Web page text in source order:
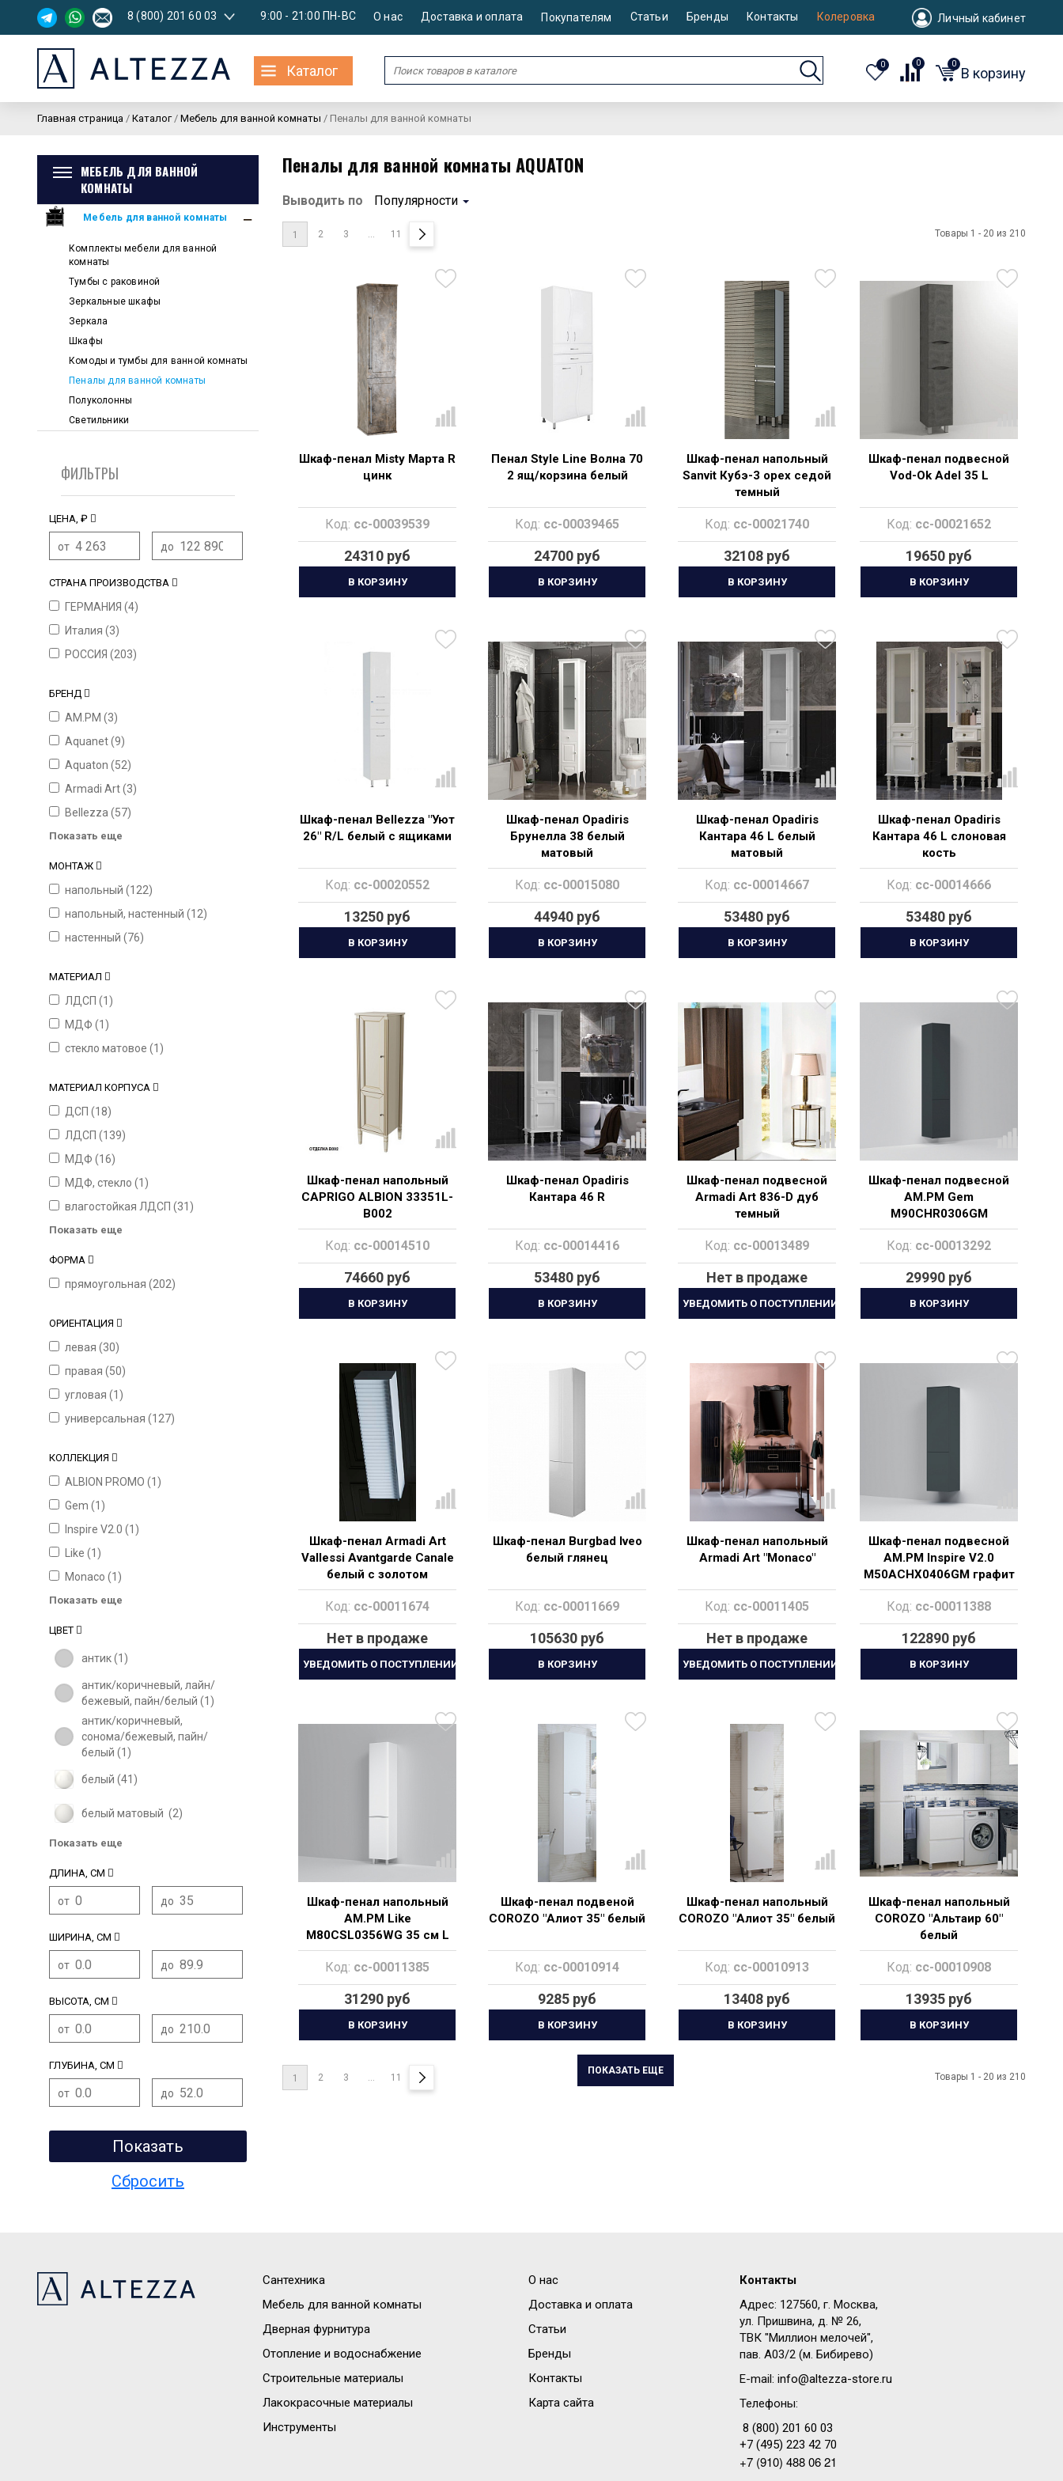
8 (800) 201 60 03 9:00 - 21:00 ПН-ВС О нас Доставка и оплата Покупателям Статьи Бренды Контакты Колеровка Личный кабинет
Каталог 0 0 0
В корзину
Главная страница / Каталог / Мебель для ванной комнаты / Пеналы для ванной комнаты
МЕБЕЛЬ ДЛЯ ВАННОЙ
КОМНАТЫ
Мебель для ванной комнаты
Комплекты мебели для ванной
комнаты
Тумбы с раковиной
Зеркальные шкафы
Зеркала
Шкафы
Комоды и тумбы для ванной комнаты
Пеналы для ванной комнаты
Полуколонны
Светильники
ФИЛЬТРЫ
ЦЕНА, ₽
от до
СТРАНА ПРОИЗВОДСТВА
ГЕРМАНИЯ (4)
Италия (3)
РОССИЯ (203)
БРЕНД
AM.PM (3)
Aquanet (9)
Aquaton (52)
Armadi Art (3)
Bellezza (57)
Показать еще
МОНТАЖ
напольный (122)
напольный, настенный (12)
настенный (76)
МАТЕРИАЛ
ЛДСП (1 )
МДФ (1 )
стекло матовое (1 )
МАТЕРИАЛ КОРПУСА
ДСП (18)
ЛДСП (139)
МДФ (16)
МДФ, стекло (1 )
влагостойкая ЛДСП (31 )
Показать еще
ФОРМА
прямоугольная (202)
ОРИЕНТАЦИЯ
левая (30)
правая (50)
угловая (1 )
универсальная (127)
КОЛЛЕКЦИЯ
ALBION PROMO (1 )
Gem (1 )
Inspire V2.0 (1 )
Like (1 )
Monaco (1 )
Показать еще
ЦВЕТ
антик (1 )
антик/коричневый, лайн/
бежевый, пайн/белый (1 )
антик/коричневый,
сонома/бежевый, пайн/
белый (1 )
белый (41 )
белый матовый (2)
Показать еще
ДЛИНА, СМ
от до
ШИРИНА, СМ
от до
ВЫСОТА, СМ
от до
ГЛУБИНА, СМ
от до
Пеналы для ванной комнаты AQUATON
Выводить по Популярности
Товары 1 - 20 из 210
1 2 3 ... 11
Шкаф-пенал Misty Марта R
цинк
Код: cc-00039539
24310 руб
В КОРЗИНУ
Пенал Style Line Волна 70
2 ящ/корзина белый
Код: cc-00039465
24700 руб
В КОРЗИНУ
Шкаф-пенал напольный
Sanvit Кубэ-3 орех седой
темный
Код: cc-00021740
32108 руб
В КОРЗИНУ
Шкаф-пенал подвесной
Vod-Ok Adel 35 L
Код: cc-00021652
19650 руб
В КОРЗИНУ
Шкаф-пенал Bellezza "Уют
26" R/L белый с ящиками
Код: cc-00020552
13250 руб
В КОРЗИНУ
Шкаф-пенал Opadiris
Брунелла 38 белый
матовый
Код: cc-00015080
44940 руб
В КОРЗИНУ
Шкаф-пенал Opadiris
Кантара 46 L белый
матовый
Код: cc-00014667
53480 руб
В КОРЗИНУ
Шкаф-пенал Opadiris
Кантара 46 L слоновая
кость
Код: cc-00014666
53480 руб
В КОРЗИНУ
Шкаф-пенал напольный
CAPRIGO ALBION 33351L-
B002
Код: cc-00014510
74660 руб
В КОРЗИНУ
Шкаф-пенал Opadiris
Кантара 46 R
Код: cc-00014416
53480 руб
В КОРЗИНУ
Шкаф-пенал подвесной
Armadi Art 836-D дуб
темный
Код: cc-00013489
Нет в продаже
УВЕДОМИТЬ О ПОСТУПЛЕНИИ
Шкаф-пенал подвесной
AM.PM Gem
M90CHR0306GM
Код: cc-00013292
29990 руб
В КОРЗИНУ
Шкаф-пенал Armadi Art
Vallessi Avantgarde Canale
белый с золотом
Код: cc-00011674
Нет в продаже
УВЕДОМИТЬ О ПОСТУПЛЕНИИ
Шкаф-пенал Burgbad Iveo
белый глянец
Код: cc-00011669
105630 руб
В КОРЗИНУ
Шкаф-пенал напольный
Armadi Art "Monaco"
Код: cc-00011405
Нет в продаже
УВЕДОМИТЬ О ПОСТУПЛЕНИИ
Шкаф-пенал подвесной
AM.PM Inspire V2.0
M50ACHX0406GM графит
матовый
Код: cc-00011388
122890 руб
В КОРЗИНУ
Шкаф-пенал напольный
AM.PM Like
M80CSL0356WG 35 см L
белый глянец
Код: cc-00011385
31290 руб
В КОРЗИНУ
Шкаф-пенал подвеной
COROZO "Алиот 35" белый
Код: cc-00010914
9285 руб
В КОРЗИНУ
Шкаф-пенал напольный
COROZO "Алиот 35" белый
Код: cc-00010913
13408 руб
В КОРЗИНУ
Шкаф-пенал напольный
COROZO "Альтаир 60"
белый
Код: cc-00010908
13935 руб
В КОРЗИНУ
Товары 1 - 20 из 210
1 2 3 ... 11
ПОКАЗАТЬ ЕЩЕ
Сантехника
Мебель для ванной комнаты
Дверная фурнитура
Отопление и водоснабжение
Строительные материалы
Лакокрасочные материалы
Инструменты
О нас
Доставка и оплата
Статьи
Бренды
Контакты
Карта сайта
Контакты
Адрес: 127560, г. Москва,
ул. Пришвина, д. № 26,
ТВК "Миллион мелочей",
пав. A03/2 (м. Бибирево)
E-mail: info@altezza-store.ru
Телефоны:
8 (800) 201 60 03
+7 (495) 223 42 70
+7 (910) 488 06 21